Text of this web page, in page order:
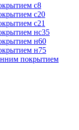
с8
с20
с21
нс35
н60
н75
покрытием